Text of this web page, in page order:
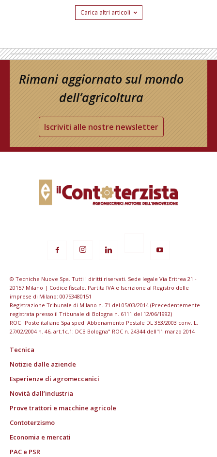
Carica altri articoli
Rimani aggiornato sul mondo
dell’agricoltura
Iscriviti alle nostre newsletter
© Tecniche Nuove Spa. Tutti i diritti riservati. Sede legale Via Eritrea 21 -
20157 Milano | Codice fiscale, Partita IVA e Iscrizione al Registro delle
imprese di Milano: 00753480151
Registrazione Tribunale di Milano n. 71 del 05/03/2014 (Precedentemente
registrata presso il Tribunale di Bologna n. 6111 del 12/06/1992)
ROC "Poste italiane Spa sped. Abbonamento Postale DL 353/2003 conv. L.
27/02/2004 n. 46, art.1c.1: DCB Bologna" ROC n. 24344 dell'11 marzo 2014
Tecnica
Notizie dalle aziende
Esperienze di agromeccanici
Novità dall’industria
Prove trattori e macchine agricole
Contoterzismo
Economia e mercati
PAC e PSR